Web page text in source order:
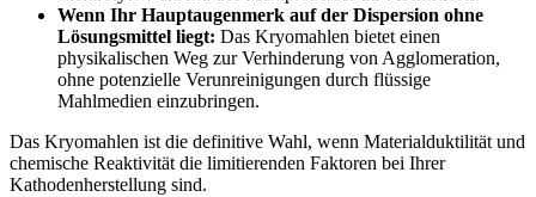
Wenn Ihr Hauptaugenmerk auf der Dispersion ohne
Lösungsmittel liegt: Das Kryomahlen bietet einen
physikalischen Weg zur Verhinderung von Agglomeration,
ohne potenzielle Verunreinigungen durch flüssige
Mahlmedien einzubringen.
Das Kryomahlen ist die definitive Wahl, wenn Materialduktilität und
chemische Reaktivität die limitierenden Faktoren bei Ihrer
Kathodenherstellung sind.